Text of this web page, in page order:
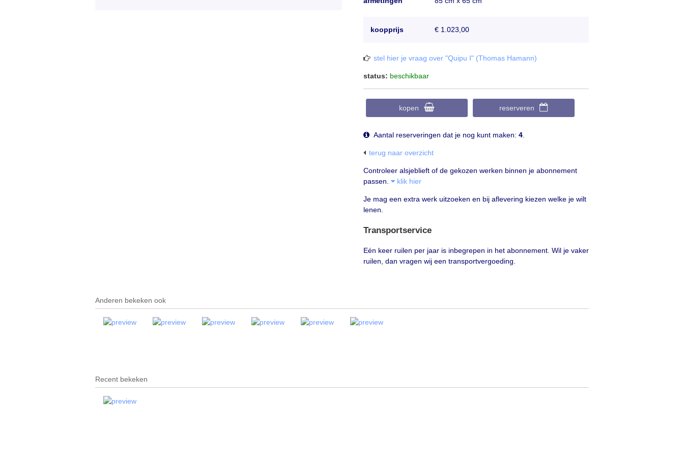
koopprijs € 1.023,00
stel hier je vraag over "Quipu I" (Thomas Hamann)
status: beschikbaar
kopen reserveren
Aantal reserveringen dat je nog kunt maken: 4
terug naar overzicht
Controleer alsjeblieft of de gekozen werken binnen je abonnement
passen.
klik hier
Je mag een extra werk uitzoeken en bij aflevering kiezen welke je wilt
lenen.
Transportservice
Eén keer ruilen per jaar is inbegrepen in het abonnement. Wil je vaker
ruilen, dan vragen wij een transportvergoeding.
Anderen bekeken ook
Recent bekeken